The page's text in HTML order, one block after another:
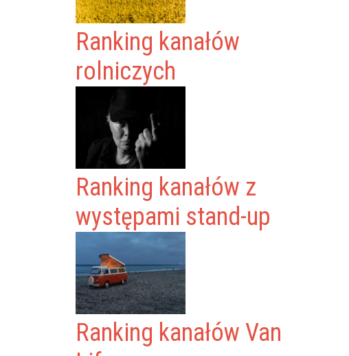
Ranking kanałów
rolniczych
Ranking kanałów z
występami stand-up
Ranking kanałów Van